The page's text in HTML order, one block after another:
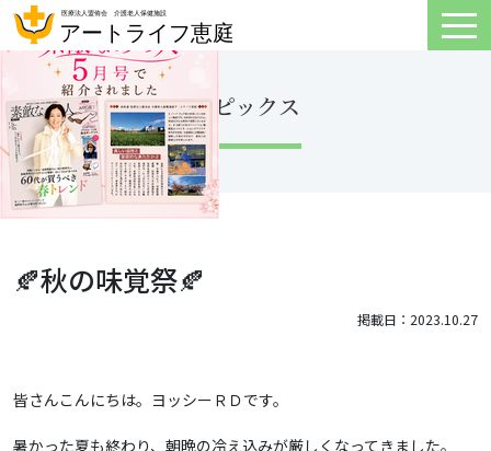
トピックス
🍂秋の味覚祭🍂
掲載日：2023.10.27
皆さんこんにちは。ヨッシーＲＤです。
暑かった夏も終わり、朝晩の冷え込みが厳しくなってきました。